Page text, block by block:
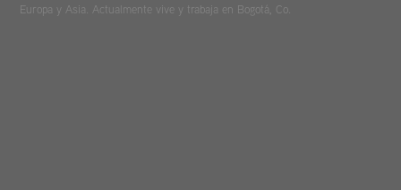
Europa y Asia. Actualmente vive y trabaja en Bogotá, Co.